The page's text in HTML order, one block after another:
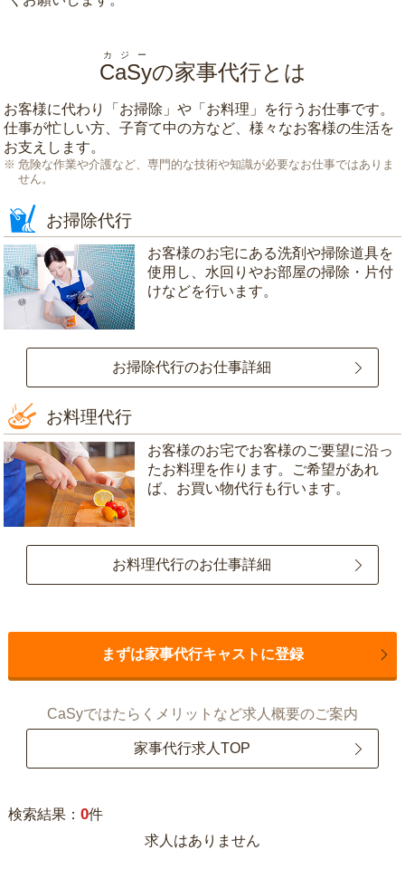
CaSy
カジー
の家事代行とは
お客様に代わり「 お掃除 」や「 お料理 」を行うお仕事です。
仕事が忙しい方、子育て中の方など、様々なお客様の生活を
お支えします。
危険な作業や介護など、専門的な技術や知識が必要なお仕事ではありま
せん。
お掃除代行
お客様のお宅にある洗剤や掃除道具を
使用し、水回りやお部屋の掃除・片付
けなどを行います。
お掃除代行のお仕事詳細
お料理代行
お客様のお宅でお客様のご要望に沿っ
たお料理を作ります。ご希望があれ
ば、お買い物代行も行います。
お料理代行のお仕事詳細
まずは家事代行キャストに登録
CaSyではたらくメリットなど求人概要のご案内
家事代行求人TOP
検索結果： 0件
求人はありません